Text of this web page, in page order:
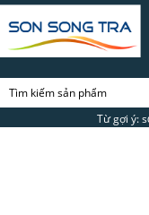
Từ gợi ý: